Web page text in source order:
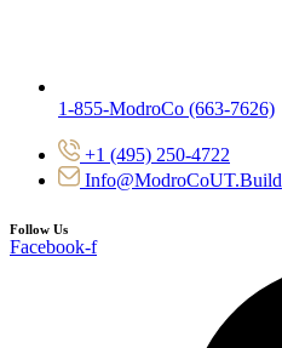
1-855-ModroCo (663-7626)
+1 (495) 250-4722
Info@ModroCoUT.Build
Follow Us
Facebook-f